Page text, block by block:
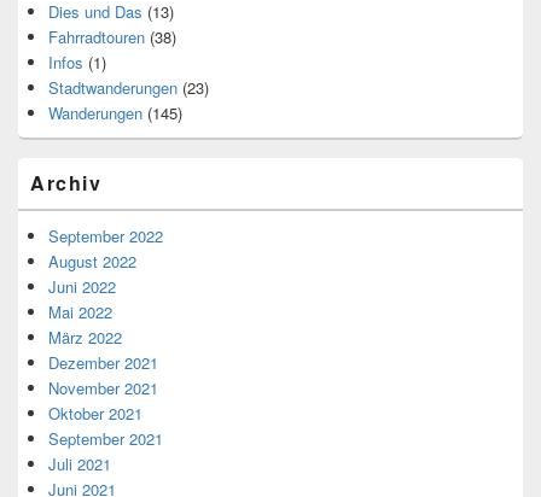
Dies und Das (13)
Fahrradtouren (38)
Infos (1)
Stadtwanderungen (23)
Wanderungen (145)
Archiv
September 2022
August 2022
Juni 2022
Mai 2022
März 2022
Dezember 2021
November 2021
Oktober 2021
September 2021
Juli 2021
Juni 2021